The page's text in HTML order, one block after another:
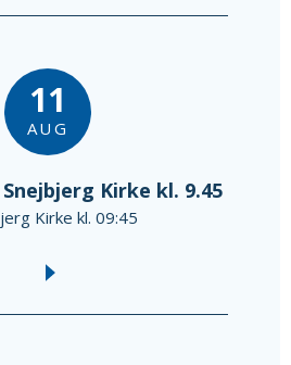
11
AUG
Kirke kl. 9.45
Kirke kl. 09:45